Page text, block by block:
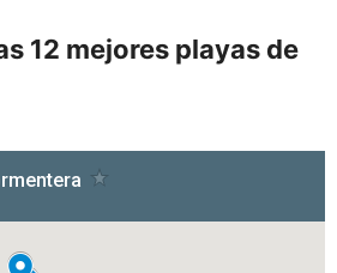
12 mejores playas de